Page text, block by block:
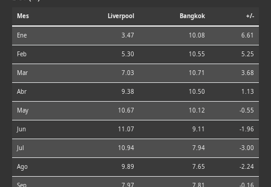
Mes Liverpool Bangkok +/-
Ene 3.47 10.08 6.61
Feb 5.30 10.55 5.25
Mar 7.03 10.71 3.68
Abr 9.38 10.50 1.13
May 10.67 10.12 -0.55
Jun 11.07 9.11 -1.96
Jul 10.94 7.94 -3.00
Ago 9.89 7.65 -2.24